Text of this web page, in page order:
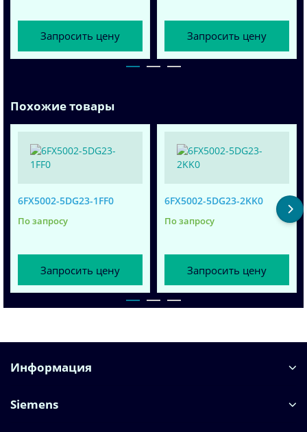
Запросить цену Запросить цену
Похожие товары
6FX5002-5DG23-1FF0
По запросу
Запросить цену
6FX5002-5DG23-2KK0
По запросу
Запросить цену
Информация
Siemens